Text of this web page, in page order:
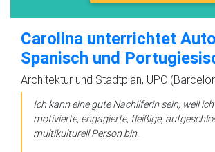
Carolina unterrichtet
Spanisch und
Architektur und Stadtplan, UPC
Ich kann eine gute Nachilferin sein, weil
motivierte, engagierte, fleißige,
multikulturell Person bin.